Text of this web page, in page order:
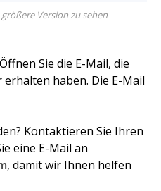
Version zu sehen
Öffnen Sie die E-Mail, die
haben. Die E-Mail
Kontaktieren Sie Ihren
eine E-Mail an
, damit wir Ihnen helfen